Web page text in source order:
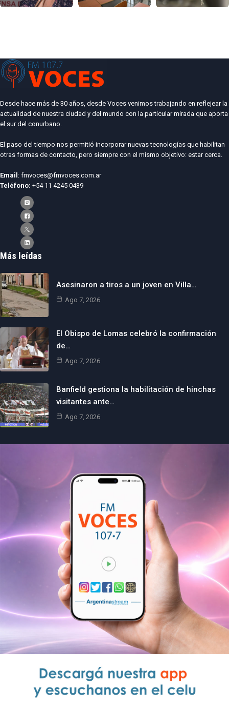
Desde hace más de 30 años, desde Voces venimos trabajando en reflejear la
actualidad de nuestra ciudad y del mundo con la particular mirada que aporta
el sur del conurbano.
El paso del tiempo nos permitió incorporar nuevas tecnologías que habilitan
otras formas de contacto, pero siempre con el mismo objetivo: estar cerca.
Email : fmvoces@fmvoces.com.ar
Teléfono: +54 11 4245 0439
Más leídas
Asesinaron a tiros a un joven en Villa…
Ago 7, 2026
El Obispo de Lomas celebró la confirmación
de…
Ago 7, 2026
Banfield gestiona la habilitación de hinchas
visitantes ante…
Ago 7, 2026